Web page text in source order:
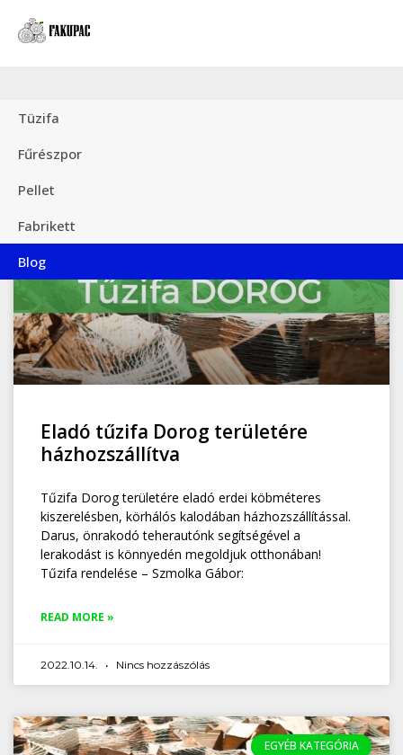
Tüzifa
Fűrészpor
Pellet
Fabrikett
Blog
Eladó tűzifa Dorog területére
házhozszállítva
Tűzifa Dorog területére eladó erdei köbméteres
kiszerelésben, körhálós kalodában házhozszállítással.
Darus, önrakodó teherautónk segítségével a
lerakodást is könnyedén megoldjuk otthonában!
Tűzifa rendelése – Szmolka Gábor:
READ MORE »
2022.10.14. Nincs hozzászólás
EGYÉB KATEGÓRIA